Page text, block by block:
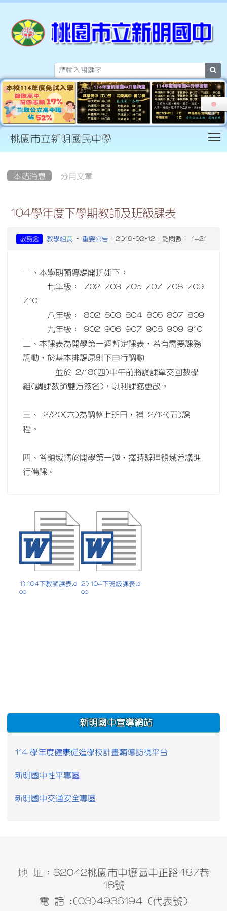
桃園市立新明國民中學
本站消息 分月文章
104學年度下學期教師及班級課表
教務處 教學組長 - 重要公告 | 2016-02-12 | 點閱數： 1421
一、本學期輔導課開班如下：
七年級： 702 703 705 707 708 709
710
八年級： 802 803 804 805 807 809
九年級： 902 906 907 908 909 910
二、本課表為開學第一週暫定課表，若有需要課務
調動，於基本排課原則下自行調動
並於 2/18(四)中午前將調課單交回教學
組(調課教師雙方簽名)，以利課務更改。
三、 2/20(六)為調整上班日，補 2/12(五)課
程。
四、各領域請於開學第一週，擇時辦理領域會議進
行備課。
1) 104下教師課表.d
oc
2) 104下班級課表.d
oc
:::
新明國中宣導網站
114 學年度健康促進學校計畫輔導訪視平台
新明國中性平專區
新明國中交通安全專區
地 址：32042桃園市中壢區中正路487巷
18號
電 話 :(03)4936194 (代表號)